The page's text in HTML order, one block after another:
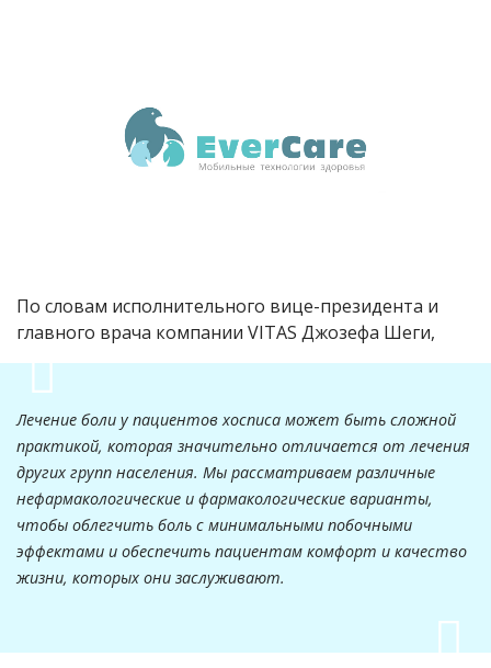
По словам исполнительного вице-президента и
главного врача компании VITAS Джозефа Шеги,
Лечение боли у пациентов хосписа может быть сложной
практикой, которая значительно отличается от лечения
других групп населения. Мы рассматриваем различные
нефармакологические и фармакологические варианты,
чтобы облегчить боль с минимальными побочными
эффектами и обеспечить пациентам комфорт и качество
жизни, которых они заслуживают.